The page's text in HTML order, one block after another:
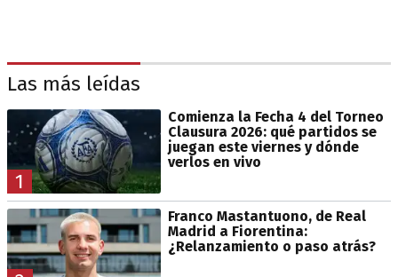
Las más leídas
1
Comienza la Fecha 4 del Torneo
Clausura 2026: qué partidos se
juegan este viernes y dónde
verlos en vivo
Franco Mastantuono, de Real
Madrid a Fiorentina:
¿Relanzamiento o paso atrás?